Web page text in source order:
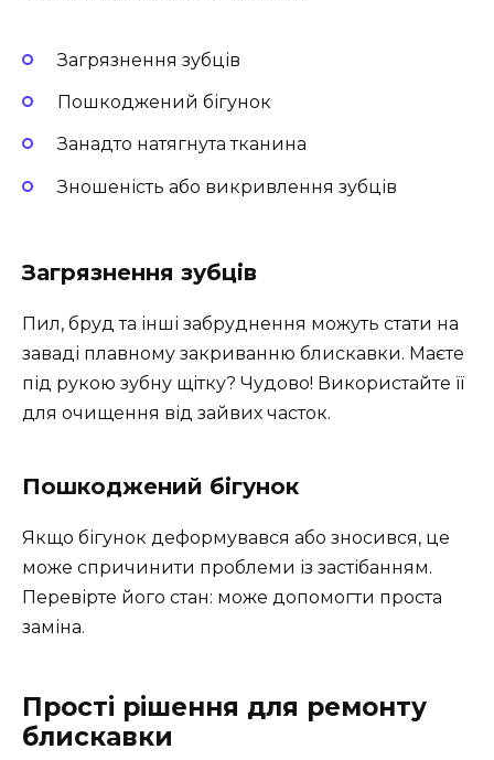
Загрязнення зубців
Пошкоджений бігунок
Занадто натягнута тканина
Зношеність або викривлення зубців
Загрязнення зубців
Пил, бруд та інші забруднення можуть стати на
заваді плавному закриванню блискавки. Маєте
під рукою зубну щітку? Чудово! Використайте її
для очищення від зайвих часток.
Пошкоджений бігунок
Якщо бігунок деформувався або зносився, це
може спричинити проблеми із застібанням.
Перевірте його стан: може допомогти проста
заміна.
Прості рішення для ремонту
блискавки